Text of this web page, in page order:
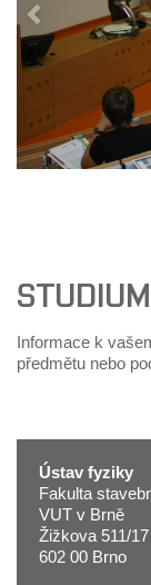
STUDIUM
Informace k
předmětu nebo
Ústav fyziky
Fakulta
VUT v Brně
Žižkova 511/17
602 00 Brno